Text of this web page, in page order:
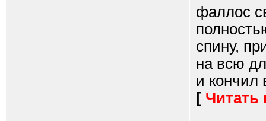
фаллос
спину,
на всю
и кончил
[ Читать